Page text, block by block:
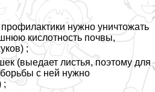
нужно уничтожать
кислотность почвы,
;
(выедает листья, поэтому для
с ней нужно
;